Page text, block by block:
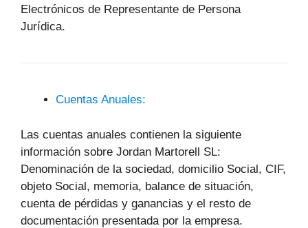
Electrónicos de Representante de Persona
Jurídica.
Cuentas Anuales:
Las cuentas anuales contienen la siguiente
información sobre Jordan Martorell SL:
Denominación de la sociedad, domicilio Social, CIF,
objeto Social, memoria, balance de situación,
cuenta de pérdidas y ganancias y el resto de
documentación presentada por la empresa.